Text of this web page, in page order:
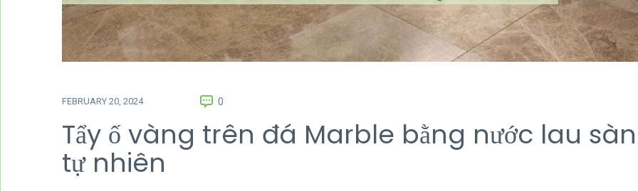
FEBRUARY 20, 2024 0
Tẩy ố vàng trên đá Marble bằng nước lau
tự nhiên